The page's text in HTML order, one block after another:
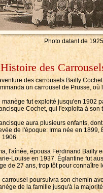
Photo datant de 1925
des
des carrousels Bailly
un carrousel de Prusse,
manège fut exploité jusqu'en 1902
Cochet, qui l'exploita à
aura plusieurs enfants,
de l'époque: Irma née en
1906.
l'aînée, épousa Ferdinand Bailly
Louise en 1937. Églantine fut
de 27 ans, trop tôt pour connaître
carrousel poursuivra son chemin
de la famille jusqu'à la